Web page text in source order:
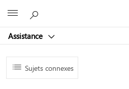
Assistance
Sujets connexes